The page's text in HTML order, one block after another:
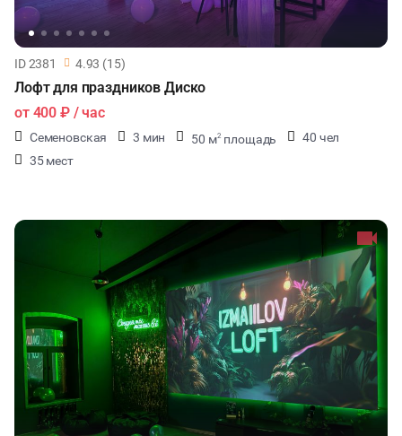
ID 2381 4.93 (15)
Лофт для праздников Диско
от 400 ₽/ час
Семеновская 3 мин 50 м2 площадь
40 чел
35 мест